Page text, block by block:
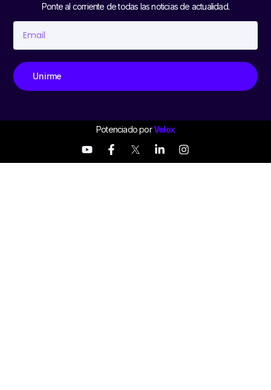
Ponte al corriente de todas las noticias de actualidad.
Unirme
Potenciado porVelox